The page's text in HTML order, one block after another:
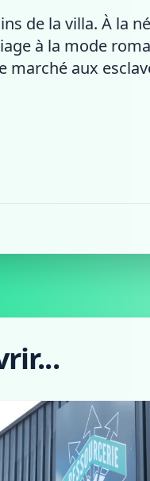
de la villa. À la
à la mode
marché aux